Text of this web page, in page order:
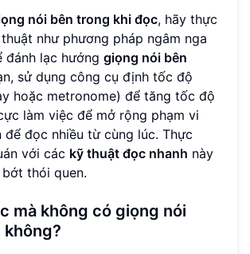
nói bên trong khi đọc, hãy thực
như phương pháp ngâm nga
đánh lạc hướng giọng nói bên
sử dụng công cụ định tốc độ
hoặc metronome) để tăng tốc độ
làm việc để mở rộng phạm vi
để đọc nhiều từ cùng lúc. Thực
với các kỹ thuật đọc nhanh này
thói quen.
mà không có giọng nói